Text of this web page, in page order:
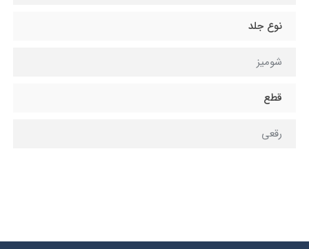
نوع جلد
شومیز
قطع
رقعی